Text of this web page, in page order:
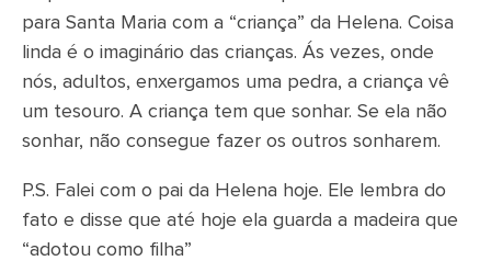
para Santa Maria com a “criança” da Helena. Coisa
linda é o imaginário das crianças. Ás vezes, onde
nós, adultos, enxergamos uma pedra, a criança vê
um tesouro. A criança tem que sonhar. Se ela não
sonhar, não consegue fazer os outros sonharem.
P.S. Falei com o pai da Helena hoje. Ele lembra do
fato e disse que até hoje ela guarda a madeira que
“adotou como filha”